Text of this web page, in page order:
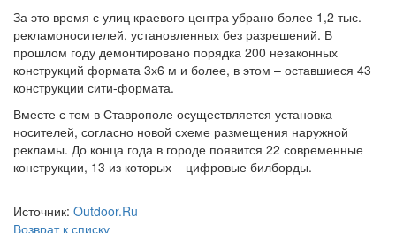
За это время с улиц краевого центра убрано более 1,2 тыс.
рекламоносителей, установленных без разрешений. В
прошлом году демонтировано порядка 200 незаконных
конструкций формата 3х6 м и более, в этом – оставшиеся 43
конструкции сити-формата.
Вместе с тем в Ставрополе осуществляется установка
носителей, согласно новой схеме размещения наружной
рекламы. До конца года в городе появится 22 современные
конструкции, 13 из которых – цифровые билборды.
Источник: Outdoor.Ru
Возврат к списку